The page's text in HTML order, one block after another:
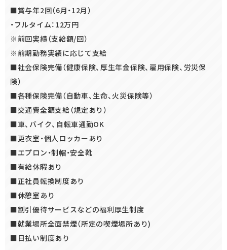
■賞与年2回（6月・12月）
・フルタイム：12万円
※前回実績（支給額/回）
※前期勤務実績に応じて支給
■社会保険完備（健康保険、厚生年金保険、雇用保険、労災保
険）
■各種保険完備（自動車、生命、火災保険等）
■交通費全額支給（規定あり）
■車、バイク、自転車通勤OK
■更衣室・個人ロッカーあり
■エプロン・制帽・安全靴
■有給休暇あり
■正社員転換制度あり
■休憩室あり
■割引優待サービスなどの福利厚生制度
■就業場所全面禁煙（所定の喫煙場所あり)
■日払い制度あり